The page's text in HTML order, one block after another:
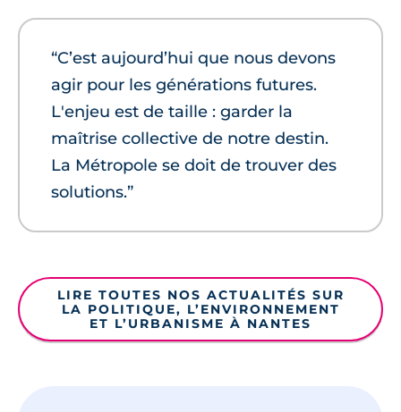
“C’est aujourd’hui que nous devons
agir pour les générations futures.
L'enjeu est de taille : garder la
maîtrise collective de notre destin.
La Métropole se doit de trouver des
solutions.”
LIRE TOUTES NOS ACTUALITÉS SUR
LA POLITIQUE, L’ENVIRONNEMENT
ET L’URBANISME À NANTES